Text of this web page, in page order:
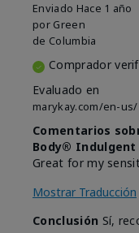
Enviado Hace 1 año
por Green
de Columbia
Comprador
Evaluado en
marykay.com/en-us/
Comentarios
Body® Indulgent
Great for my
Mostrar Traducción
Conclusión Sí,